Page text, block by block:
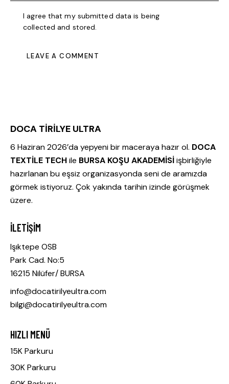
I agree that my submitted data is being
collected and stored.
DOCA TİRİLYE ULTRA
6 Haziran 2026’da yepyeni bir maceraya hazır ol. DOCA
TEXTİLE TECHile BURSA KOŞU AKADEMİSİişbirliğiyle
hazırlanan bu eşsiz organizasyonda seni de aramızda
görmek istiyoruz. Çok yakında tarihin izinde görüşmek
üzere.
İLETIŞIM
Işıktepe OSB
Park Cad. No:5
16215 Nilüfer/ BURSA
info@docatirilyeultra.com
bilgi@docatirilyeultra.com
HIZLI MENÜ
15K Parkuru
30K Parkuru